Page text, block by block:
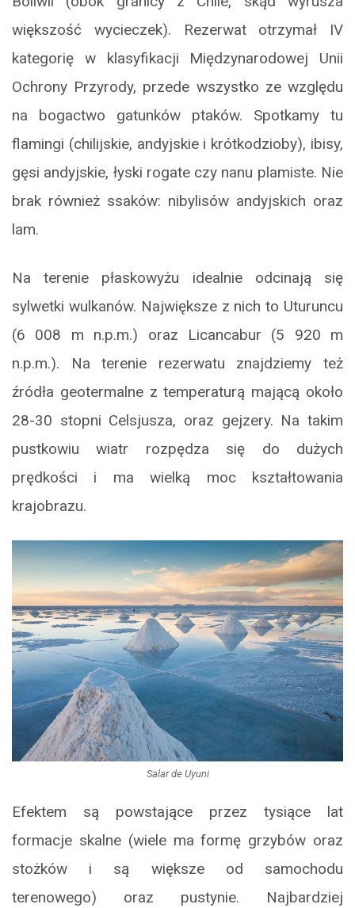
większość wycieczek). Rezerwat otrzymał IV
kategorię w klasyfikacji Międzynarodowej Unii
Ochrony Przyrody, przede wszystko ze względu
na bogactwo gatunków ptaków. Spotkamy tu
flamingi (chilijskie, andyjskie i krótkodzioby), ibisy,
gęsi andyjskie, łyski rogate czy nanu plamiste. Nie
brak również ssaków: nibylisów andyjskich oraz
lam.
Na terenie płaskowyżu idealnie odcinają się
sylwetki wulkanów. Największe z nich to Uturuncu
(6 008 m n.p.m.) oraz Licancabur (5 920 m
n.p.m.). Na terenie rezerwatu znajdziemy też
źródła geotermalne z temperaturą mającą około
28-30 stopni Celsjusza, oraz gejzery. Na takim
pustkowiu wiatr rozpędza się do dużych
prędkości i ma wielką moc kształtowania
krajobrazu.
Salar de Uyuni
Efektem są powstające przez tysiące lat
formacje skalne (wiele ma formę grzybów oraz
stożków i są większe od samochodu
terenowego) oraz pustynie. Najbardziej